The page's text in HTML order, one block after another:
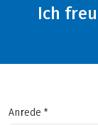
Ich
Anrede *